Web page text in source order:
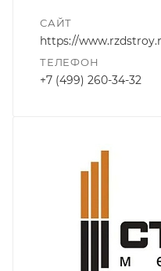
САЙТ
https://
ТЕЛЕФОН
+7 (499) 260-34-32